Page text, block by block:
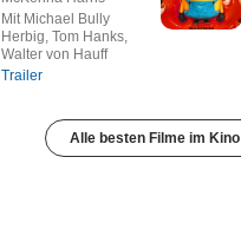
Mit Michael Bully
Herbig, Tom Hanks,
Walter von Hauff
Trailer
Alle besten Filme im Kino